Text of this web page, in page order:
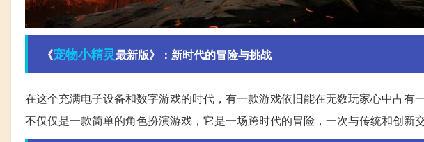
《宠物小精灵最新版》：新时代的冒险与挑战
在这个充满电子设备和数字游戏的时代，有一款游戏依旧能在无数玩家心中占有
不仅仅是一款简单的角色扮演游戏，它是一场跨时代的冒险，一次与传统和创新交